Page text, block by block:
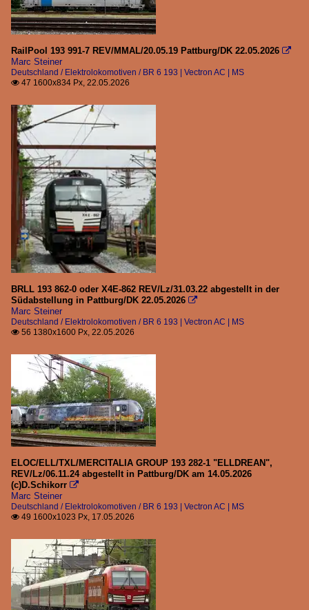
RailPool 193 991-7 REV/MMAL/20.05.19 Pattburg/DK 22.05.2026 
Marc Steiner
Deutschland / Elektrolokomotiven / BR 6 193 | Vectron AC | MS
 47 1600x834 Px, 22.05.2026
BRLL 193 862-0 oder X4E-862 REV/Lz/31.03.22 abgestellt in der
Südabstellung in Pattburg/DK 22.05.2026 
Marc Steiner
Deutschland / Elektrolokomotiven / BR 6 193 | Vectron AC | MS
 56 1380x1600 Px, 22.05.2026
ELOC/ELL/TXL/MERCITALIA GROUP 193 282-1 "ELLDREAN",
REV/Lz/06.11.24 abgestellt in Pattburg/DK am 14.05.2026
(c)D.Schikorr 
Marc Steiner
Deutschland / Elektrolokomotiven / BR 6 193 | Vectron AC | MS
 49 1600x1023 Px, 17.05.2026